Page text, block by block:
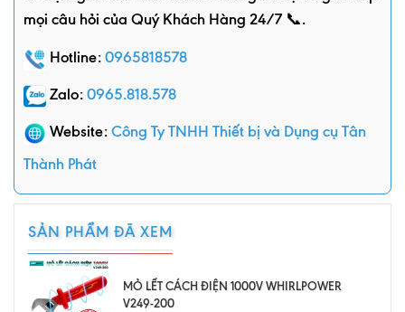
mọi câu hỏi của Quý Khách Hàng 24/7 📞.
Hotline: 0965818578
Zalo: 0965.818.578
Website: Công Ty TNHH Thiết bị và Dụng cụ Tân
Thành Phát
SẢN PHẨM ĐÃ XEM
MỎ LẾT CÁCH ĐIỆN 1000V WHIRLPOWER
V249-200